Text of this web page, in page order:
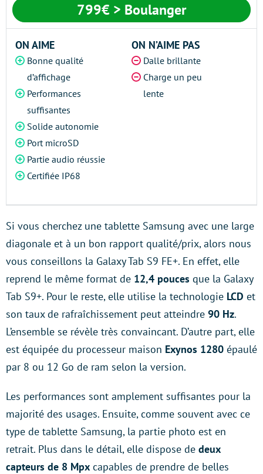
799€ > Boulanger
ON AIME
Bonne qualité
d’affichage
Performances
suffisantes
Solide autonomie
Port microSD
Partie audio réussie
Certifiée IP68
ON N’AIME PAS
Dalle brillante
Charge un peu
lente
Si vous cherchez une tablette Samsung avec une large
diagonale et à un bon rapport qualité/prix, alors nous
vous conseillons la Galaxy Tab S9 FE+. En effet, elle
reprend le même format de 12,4 pouces que la Galaxy
Tab S9+. Pour le reste, elle utilise la technologie LCD et
son taux de rafraîchissement peut atteindre 90 Hz.
L’ensemble se révèle très convaincant. D’autre part, elle
est équipée du processeur maison Exynos 1280 épaulé
par 8 ou 12 Go de ram selon la version.
Les performances sont amplement suffisantes pour la
majorité des usages. Ensuite, comme souvent avec ce
type de tablette Samsung, la partie photo est en
retrait. Plus dans le détail, elle dispose de deux
capteurs de 8 Mpx capables de prendre de belles